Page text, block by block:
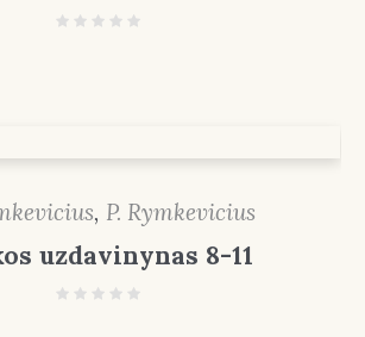
, P. Rymkevicius
uzdavinynas 8-11